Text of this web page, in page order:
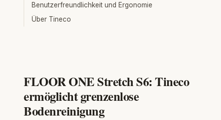
Benutzerfreundlichkeit und Ergonomie
Über Tineco
FLOOR ONE Stretch S6: Tineco
ermöglicht grenzenlose
Bodenreinigung